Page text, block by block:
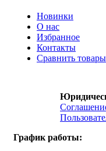
Новинки
О нас
Избранное
Контакты
Сравнить товары
График работы: